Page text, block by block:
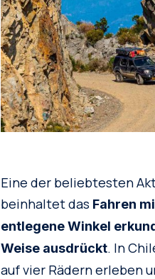
Eine der beliebtesten
beinhaltet das Fahren
entlegene Winkel
Weise ausdrückt. In
auf vier Rädern erleben